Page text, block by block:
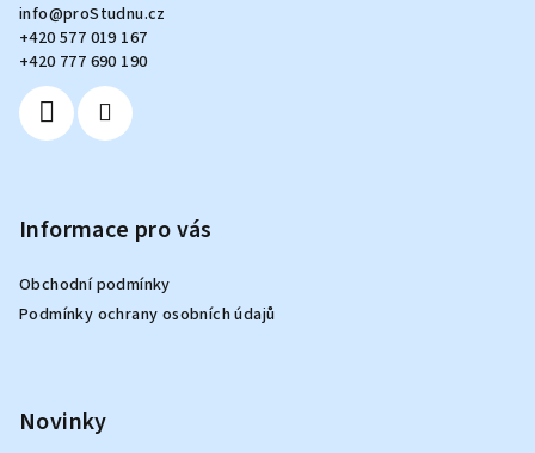
info@proStudnu.cz
+420 577 019 167
+420 777 690 190
Informace pro vás
Obchodní podmínky
Podmínky ochrany osobních údajů
Novinky